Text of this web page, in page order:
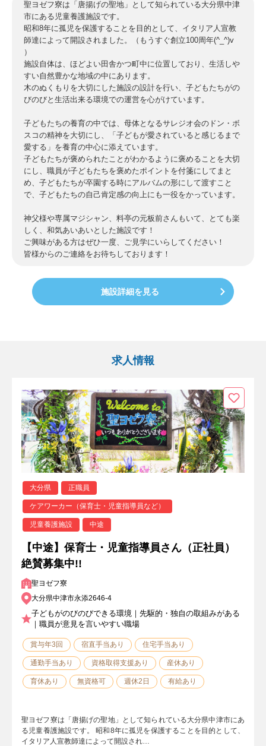
聖ヨゼフ寮は「唐揚げの聖地」として知られている大分県中津
市にある児童養護施設です。
昭和8年に孤児を保護することを目的として、イタリア人宣教
師達によって開設されました。（もうすぐ創立100周年(^_^)v
）
施設自体は、ほどよい田舎かつ町中に位置しており、生活しや
すい自然豊かな地域の中にあります。
木のぬくもりを大切にした施設の設計を行い、子どもたちがの
びのびと生活出来る環境での運営を心がけています。
子どもたちの養育の中では、母体となるサレジオ会のドン・ボ
スコの精神を大切にし、「子どもが愛されていると感じるまで
愛する」を養育の中心に添えています。
子どもたちが褒められたことがわかるように褒めることを大切
にし、職員が子どもたちを褒めたポイントを付箋にしてまと
め、子どもたちが卒園する時にアルバムの形にして渡すこと
で、子どもたちの自己肯定感の向上にも一役をかっています。
神父様や専属マジシャン、料亭の元板前さんもいて、とても楽
しく、和気あいあいとした施設です！
ご興味がある方はぜひ一度、ご見学にいらしてください！
皆様からのご連絡をお待ちしております！
施設詳細を見る
求人情報
大分県 正職員
ケアワーカー（保育士・児童指導員など）
児童養護施設 中途
【中途】保育士・児童指導員さん（正社員）
絶賛募集中!!
聖ヨゼフ寮
大分県中津市永添2646-4
子どもがのびのびできる環境｜先駆的・独自の取組みがある
｜職員が意見を言いやすい職場
賞与年3回 宿直手当あり 住宅手当あり
通勤手当あり 資格取得支援あり 産休あり
育休あり 無資格可 週休2日 有給あり
聖ヨゼフ寮は「唐揚げの聖地」として知られている大分県中津市にあ
る児童養護施設です。 昭和8年に孤児を保護することを目的として、
イタリア人宣教師達によって開設され…